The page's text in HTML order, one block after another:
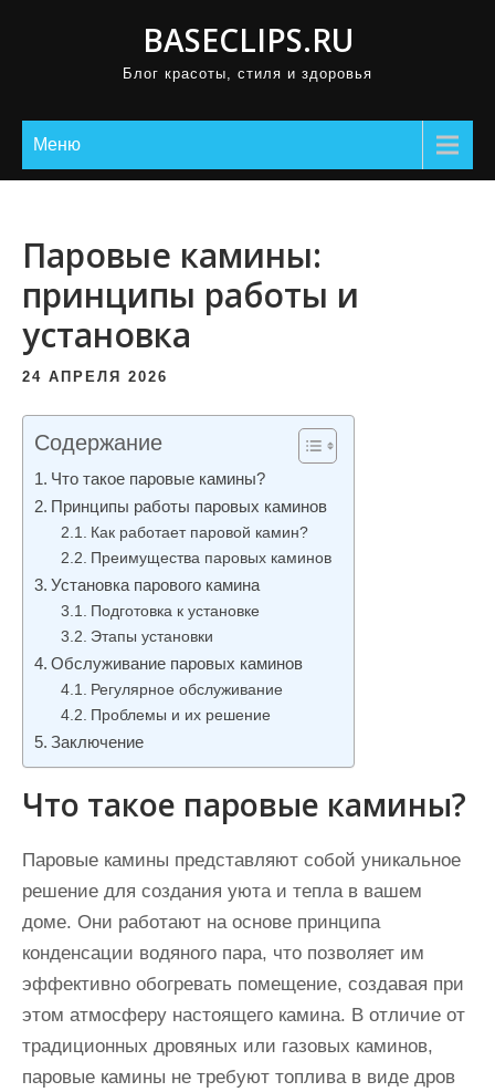
BASECLIPS.RU
Блог красоты, стиля и здоровья
Меню
Паровые камины:
принципы работы и
установка
24 АПРЕЛЯ 2026
Содержание
Что такое паровые камины?
Принципы работы паровых каминов
Как работает паровой камин?
Преимущества паровых каминов
Установка парового камина
Подготовка к установке
Этапы установки
Обслуживание паровых каминов
Регулярное обслуживание
Проблемы и их решение
Заключение
Что такое паровые камины?
Паровые камины представляют собой уникальное
решение для создания уюта и тепла в вашем
доме. Они работают на основе принципа
конденсации водяного пара, что позволяет им
эффективно обогревать помещение, создавая при
этом атмосферу настоящего камина. В отличие от
традиционных дровяных или газовых каминов,
паровые камины не требуют топлива в виде дров